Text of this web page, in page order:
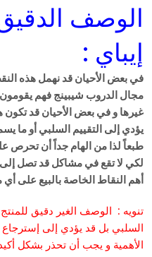
الوصف
إيباي :
في بعض الأحيان قد نهمل هذه
مجال الدروب شيبينج فهم يقومون
غيرها و في بعض الأحيان قد
يؤدي إلى التقييم السلبي أو ما
طبعاً لذا من الهام جداً أن تحرص
لكي لا تقع في مشاكل قد تصل إلى
أهم النقاط الخاصة بالبيع على
تنويه : الوصف الغير دقيق
السلبي بل قد يؤدي إلى إسترجاع
الأهمية و يجب أن تحذر بشكل